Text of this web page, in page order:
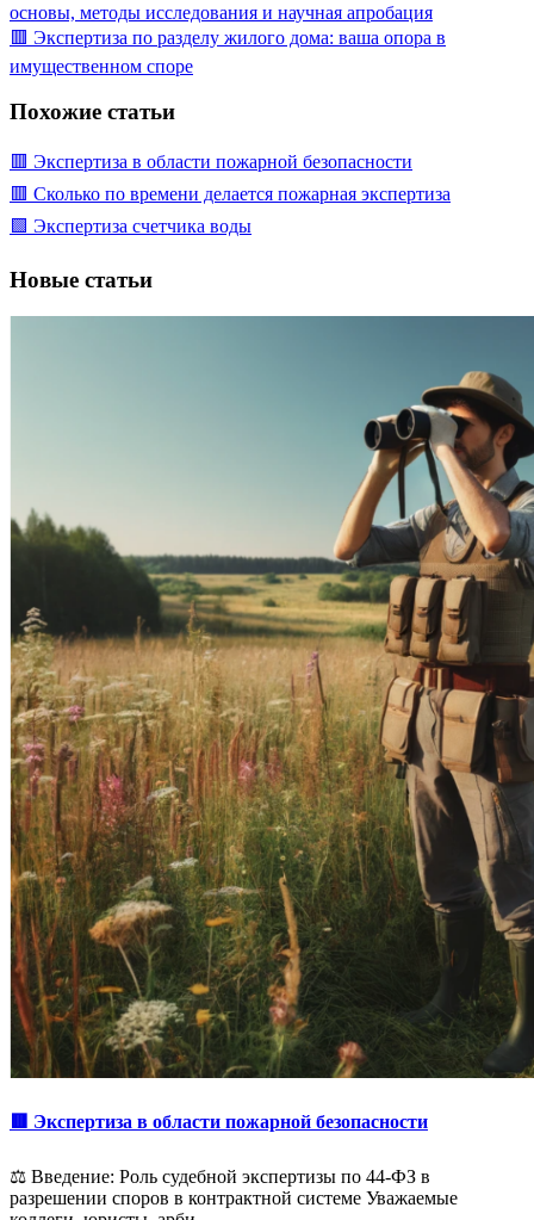
основы, методы исследования и научная апробация
🟥 Экспертиза по разделу жилого дома: ваша опора в
имущественном споре
Похожие статьи
🟥 Экспертиза в области пожарной безопасности
🟥 Сколько по времени делается пожарная экспертиза
🟩 Экспертиза счетчика воды
Новые статьи
🟥 Экспертиза в области пожарной безопасности
⚖️ Введение: Роль судебной экспертизы по 44-ФЗ в
разрешении споров в контрактной системе Уважаемые